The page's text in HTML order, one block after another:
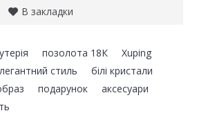
В закладки
позолота 18К Xuping
стиль білі кристали
подарунок аксесуари